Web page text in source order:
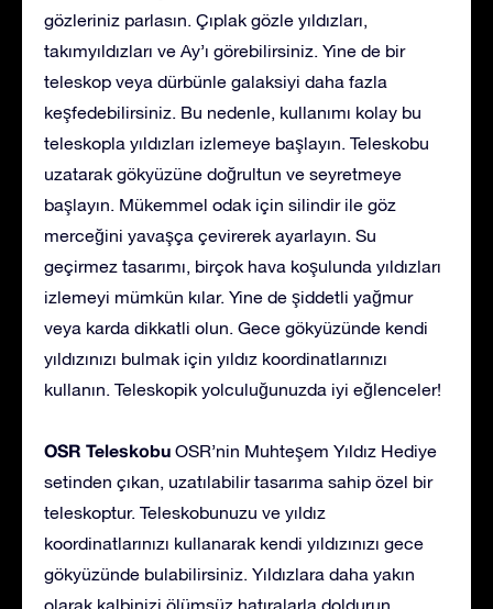
gözleriniz parlasın. Çıplak gözle yıldızları,
takımyıldızları ve Ay’ı görebilirsiniz. Yine de bir
teleskop veya dürbünle galaksiyi daha fazla
keşfedebilirsiniz. Bu nedenle, kullanımı kolay bu
teleskopla yıldızları izlemeye başlayın. Teleskobu
uzatarak gökyüzüne doğrultun ve seyretmeye
başlayın. Mükemmel odak için silindir ile göz
merceğini yavaşça çevirerek ayarlayın. Su
geçirmez tasarımı, birçok hava koşulunda yıldızları
izlemeyi mümkün kılar. Yine de şiddetli yağmur
veya karda dikkatli olun. Gece gökyüzünde kendi
yıldızınızı bulmak için yıldız koordinatlarınızı
kullanın. Teleskopik yolculuğunuzda iyi eğlenceler!
OSR Teleskobu OSR’nin Muhteşem Yıldız Hediye
setinden çıkan, uzatılabilir tasarıma sahip özel bir
teleskoptur. Teleskobunuzu ve yıldız
koordinatlarınızı kullanarak kendi yıldızınızı gece
gökyüzünde bulabilirsiniz. Yıldızlara daha yakın
olarak kalbinizi ölümsüz hatıralarla doldurun.